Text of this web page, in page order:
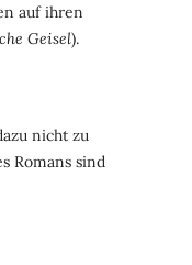
auf ihren
Geisel).
nicht zu
Romans sind